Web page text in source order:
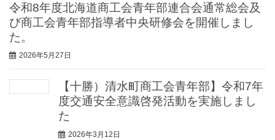
令和8年度北海道商工会青年部連合会通常総会及
び商工会青年部指導者中央研修会を開催しまし
た。
2026年5月27日
【十勝）清水町商工会青年部】令和7年
度交通安全意識啓発活動を実施しまし
た
2026年3月12日